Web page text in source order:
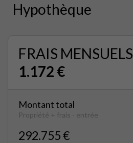
Hypothèque
FRAIS MENSUELS
1.172 €
Montant total
Propriété + frais - entrée
292.755 €